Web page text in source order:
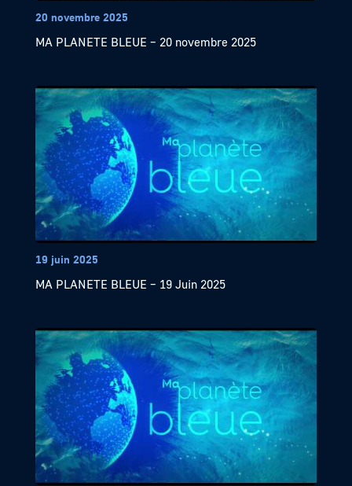
20 novembre 2025
MA PLANETE BLEUE – 20 novembre 2025
19 juin 2025
MA PLANETE BLEUE – 19 Juin 2025